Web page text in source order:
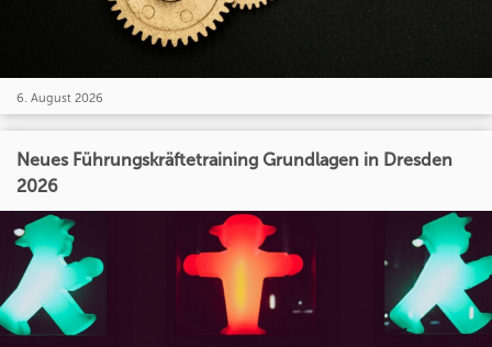
6. August 2026
Neues Führungskräftetraining Grundlagen in Dresden
2026